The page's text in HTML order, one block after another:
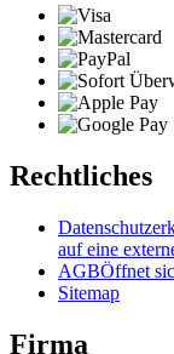
Rechtliches
auf eine
AGBÖffnet
Sitemap
Firma